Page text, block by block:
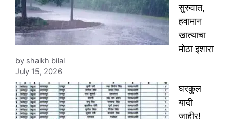
सुरुवात,
हवामान
खात्याचा
मोठा इशारा
by shaikh bilal
July 15, 2026
घरकुल
यादी
जाहीर!